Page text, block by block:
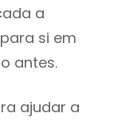
a
si em
antes.
ajudar a